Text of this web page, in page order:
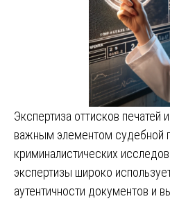
Экспертиза оттисков печатей
важным элементом судебной
криминалистических
экспертизы широко
аутентичности документов и